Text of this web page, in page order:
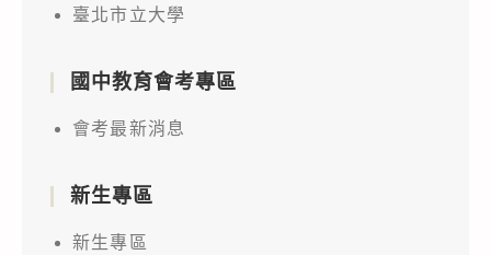
臺北市立大學
國中教育會考專區
會考最新消息
新生專區
新生專區